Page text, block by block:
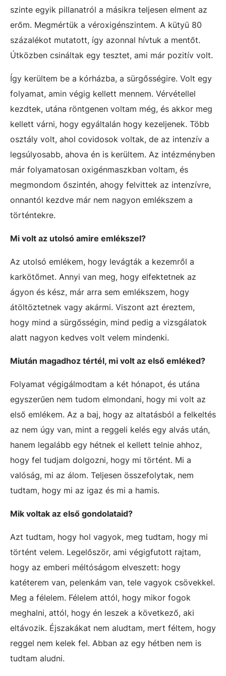
szinte egyik pillanatról a másikra teljesen elment az
erőm. Megmértük a véroxigénszintem. A kütyü 80
százalékot mutatott, így azonnal hívtuk a mentőt.
Útközben csináltak egy tesztet, ami már pozitív volt.
Így kerültem be a kórházba, a sürgősségire. Volt egy
folyamat, amin végig kellett mennem. Vérvétellel
kezdtek, utána röntgenen voltam még, és akkor meg
kellett várni, hogy egyáltalán hogy kezeljenek. Több
osztály volt, ahol covidosok voltak, de az intenzív a
legsúlyosabb, ahova én is kerültem. Az intézményben
már folyamatosan oxigénmaszkban voltam, és
megmondom őszintén, ahogy felvittek az intenzívre,
onnantól kezdve már nem nagyon emlékszem a
történtekre.
Mi volt az utolsó amire emlékszel?
Az utolsó emlékem, hogy levágták a kezemről a
karkötőmet. Annyi van meg, hogy elfektetnek az
ágyon és kész, már arra sem emlékszem, hogy
átöltöztetnek vagy akármi. Viszont azt éreztem,
hogy mind a sürgősségin, mind pedig a vizsgálatok
alatt nagyon kedves volt velem mindenki.
Miután magadhoz tértél, mi volt az első emléked?
Folyamat végigálmodtam a két hónapot, és utána
egyszerűen nem tudom elmondani, hogy mi volt az
első emlékem. Az a baj, hogy az altatásból a felkeltés
az nem úgy van, mint a reggeli kelés egy alvás után,
hanem legalább egy hétnek el kellett telnie ahhoz,
hogy fel tudjam dolgozni, hogy mi történt. Mi a
valóság, mi az álom. Teljesen összefolytak, nem
tudtam, hogy mi az igaz és mi a hamis.
Mik voltak az első gondolataid?
Azt tudtam, hogy hol vagyok, meg tudtam, hogy mi
történt velem. Legelőször, ami végigfutott rajtam,
hogy az emberi méltóságom elveszett: hogy
katéterem van, pelenkám van, tele vagyok csövekkel.
Meg a félelem. Félelem attól, hogy mikor fogok
meghalni, attól, hogy én leszek a következő, aki
eltávozik. Éjszakákat nem aludtam, mert féltem, hogy
reggel nem kelek fel. Abban az egy hétben nem is
tudtam aludni.